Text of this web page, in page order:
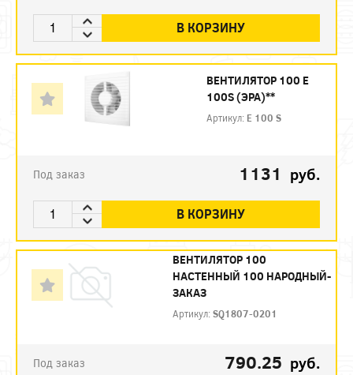
В КОРЗИНУ
ВЕНТИЛЯТОР 100 Е
100S (ЭРА)**
Артикул: Е 100 S
Под заказ 1131 руб.
В КОРЗИНУ
ВЕНТИЛЯТОР 100
НАСТЕННЫЙ 100 НАРОДНЫЙ-
ЗАКАЗ
Артикул:SQ1807-0201
Под заказ 790.25 руб.